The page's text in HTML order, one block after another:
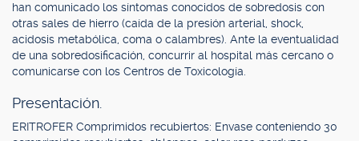
han comunicado los síntomas conocidos de sobredosis con
otras sales de hierro (caída de la presión arterial, shock,
acidosis metabólica, coma o calambres). Ante la eventualidad
de una sobredosificación, concurrir al hospital más cercano o
comunicarse con los Centros de Toxicología.
Presentación.
ERITROFER Comprimidos recubiertos: Envase conteniendo 30